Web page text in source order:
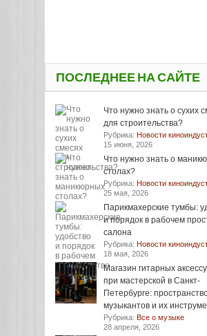
ПОСЛЕДНЕЕ НА САЙТЕ
Что нужно знать о сухих
для строительства?
Рубрика: Новости
15 июня, 2026
Что нужно знать о
столах?
Рубрика: Новости
25 мая, 2026
Парикмахерские тумбы:
и порядок в рабочем
салона
Рубрика: Новости
18 мая, 2026
Магазин гитарных
при мастерской в Санкт-
Петербурге:
музыкантов и их
Рубрика: Все о музыке
28 апреля, 2026